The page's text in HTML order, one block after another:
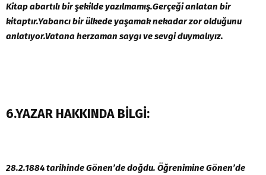
Kitap abartılı bir şekilde yazılmamış.Gerçeği anlatan bir
kitaptır.Yabancı bir ülkede yaşamak nekadar zor olduğunu
anlatıyor.Vatana herzaman saygı ve sevgi duymalıyız.
6.YAZAR HAKKINDA BİLGİ:
28.2.1884 tarihinde Gönen’de doğdu. Öğrenimine Gönen’de